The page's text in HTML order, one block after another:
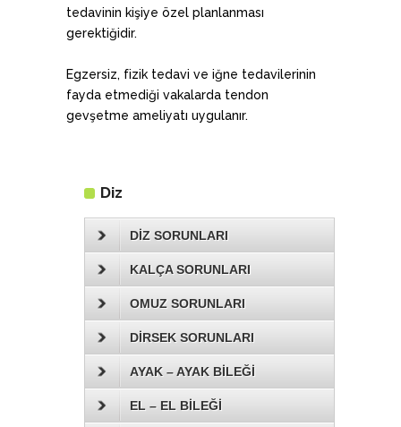
tedavinin kişiye özel planlanması
gerektiğidir.
Egzersiz, fizik tedavi ve iğne tedavilerinin
fayda etmediği vakalarda tendon
gevşetme ameliyatı uygulanır.
Diz
DİZ SORUNLARI
KALÇA SORUNLARI
OMUZ SORUNLARI
DİRSEK SORUNLARI
AYAK – AYAK BİLEĞİ
EL – EL BİLEĞİ